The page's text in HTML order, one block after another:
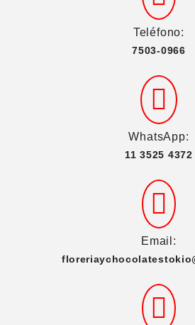
Teléfono:
7503-0966
WhatsApp:
11 3525 4372
Email: